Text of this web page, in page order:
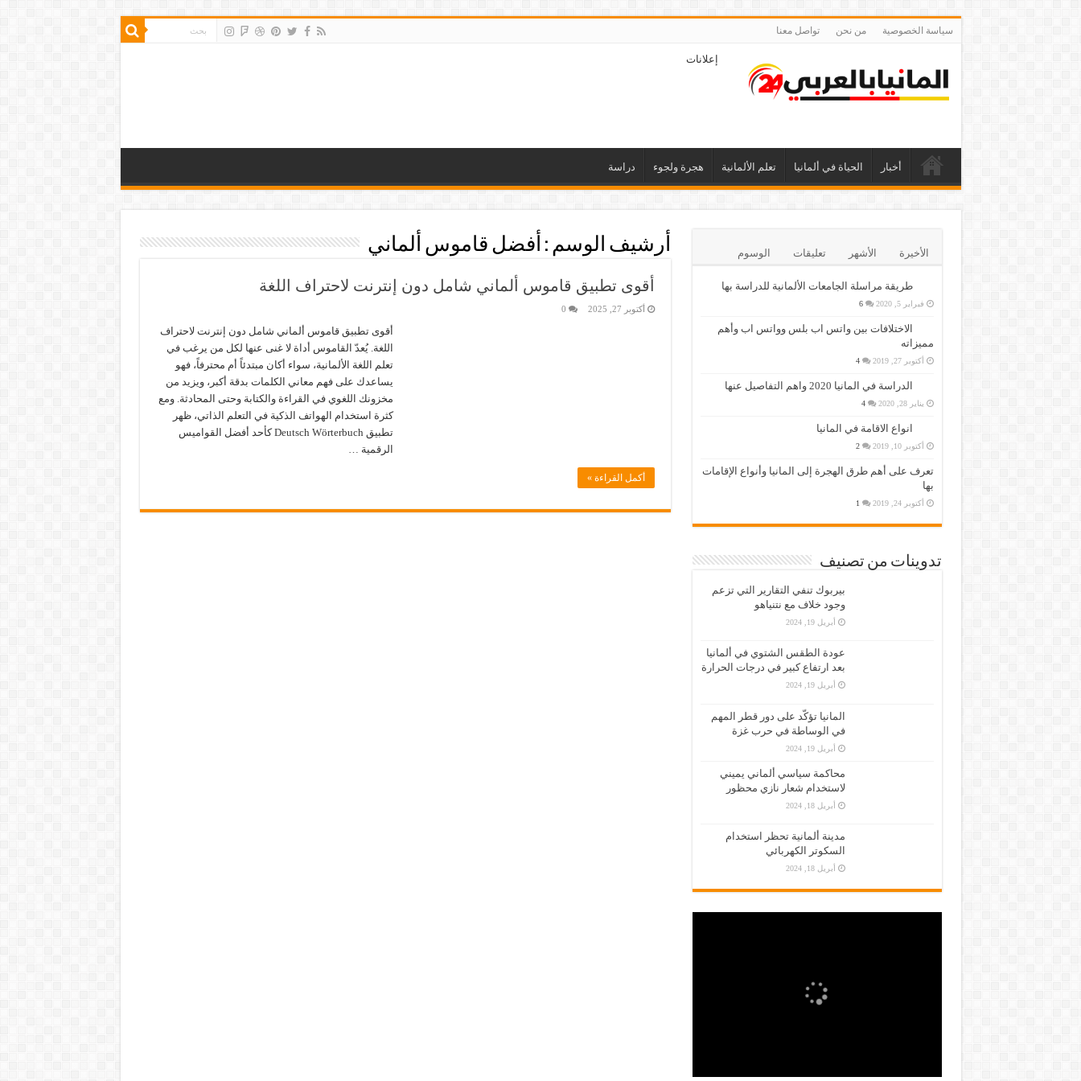
سياسة الخصوصية من نحن تواصل معنا
إعلانات
أخبار الحياة في ألمانيا تعلم الألمانية هجرة ولجوء دراسة
أرشيف الوسم : أفضل قاموس ألماني
أقوى تطبيق قاموس ألماني شامل دون إنترنت لاحتراف اللغة
أكتوبر 27, 2025 0
أقوى تطبيق قاموس ألماني شامل دون إنترنت لاحتراف
اللغة. يُعدّ القاموس أداة لا غنى عنها لكل من يرغب في
تعلم اللغة الألمانية، سواء أكان مبتدئاً أم محترفاً، فهو
يساعدك على فهم معاني الكلمات بدقة أكبر، ويزيد من
مخزونك اللغوي في القراءة والكتابة وحتى المحادثة. ومع
كثرة استخدام الهواتف الذكية في التعلم الذاتي، ظهر
تطبيق Deutsch Wörterbuch كأحد أفضل القواميس
الرقمية …
أكمل القراءة »
الأخيرة الأشهر تعليقات الوسوم
طريقة مراسلة الجامعات الألمانية للدراسة بها
فبراير 5, 2020 6
الاختلافات بين واتس اب بلس وواتس اب وأهم
مميزاته
أكتوبر 27, 2019 4
الدراسة في المانيا 2020 واهم التفاصيل عنها
يناير 28, 2020 4
انواع الاقامة في المانيا
أكتوبر 10, 2019 2
تعرف على أهم طرق الهجرة إلى المانيا وأنواع الإقامات
بها
أكتوبر 24, 2019 1
تدوينات من تصنيف
بيربوك تنفي التقارير التي تزعم
وجود خلاف مع نتنياهو
أبريل 19, 2024
عودة الطقس الشتوي في ألمانيا
بعد ارتفاع كبير في درجات الحرارة
أبريل 19, 2024
المانيا تؤكّد على دور قطر المهم
في الوساطة في حرب غزة
أبريل 19, 2024
محاكمة سياسي ألماني يميني
لاستخدام شعار نازي محظور
أبريل 18, 2024
مدينة ألمانية تحظر استخدام
السكوتر الكهربائي
أبريل 18, 2024